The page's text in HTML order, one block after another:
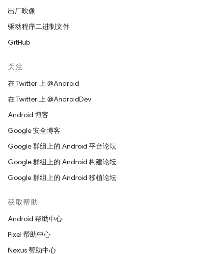
出厂映像
驱动程序二进制文件
GitHub
关注
在 Twitter 上 @Android
在 Twitter 上 @AndroidDev
Android 博客
Google 安全博客
Google 群组上的 Android 平台论坛
Google 群组上的 Android 构建论坛
Google 群组上的 Android 移植论坛
获取帮助
Android 帮助中心
Pixel 帮助中心
Nexus 帮助中心